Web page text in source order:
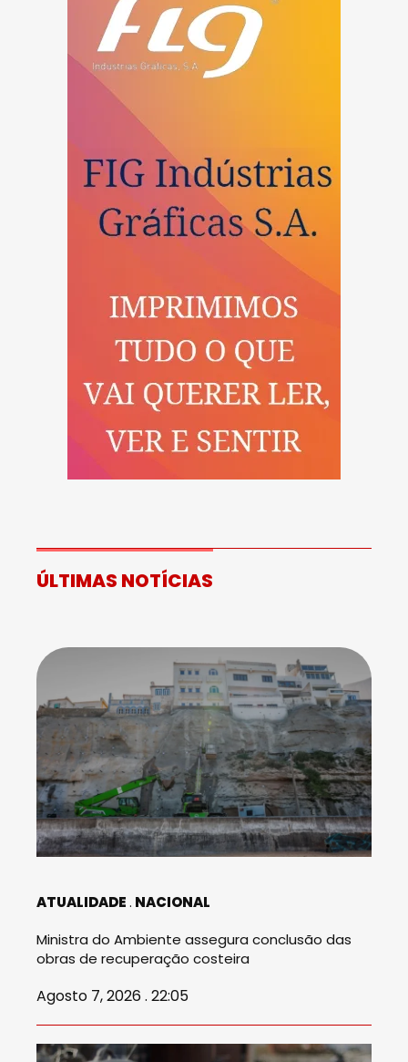
ÚLTIMAS NOTÍCIAS
ATUALIDADE NACIONAL
Ministra do Ambiente assegura conclusão das
obras de recuperação costeira
Agosto 7, 2026 . 22:05